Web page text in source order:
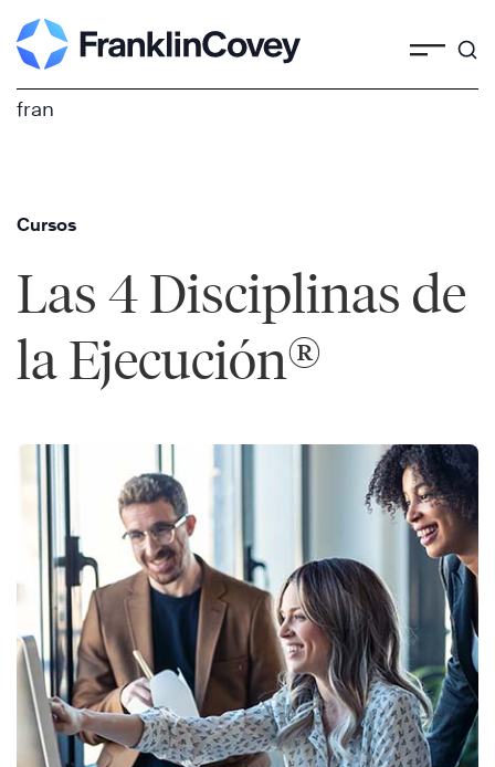
Skip
to
content
fran
Cursos
Las 4 Disciplinas de
la Ejecución®